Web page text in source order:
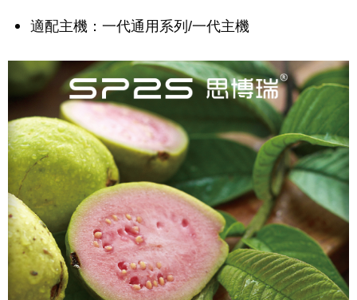
適配主機：一代通用系列/一代主機